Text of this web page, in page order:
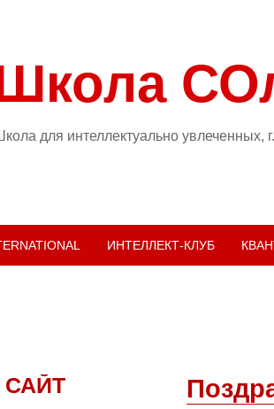
для интеллектуально увлеченных,
ИНТЕЛЛЕКТ-КЛУБ